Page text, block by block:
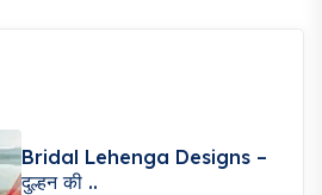
Bridal Lehenga Designs –
दुल्हन की ..